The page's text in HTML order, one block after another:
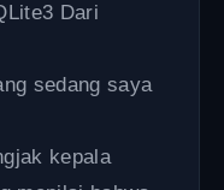
Dari
sedang saya
kepala